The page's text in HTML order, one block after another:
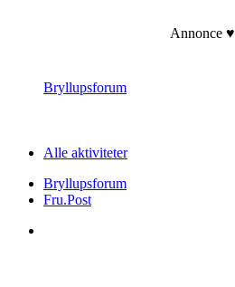
Annonce ♥
Bryllupsforum
Alle aktiviteter
Bryllupsforum
Fru.Post